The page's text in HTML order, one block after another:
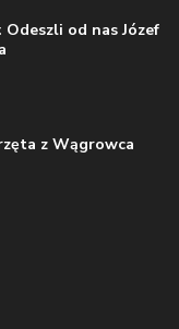
Odeszli od nas Józef
z Wągrowca